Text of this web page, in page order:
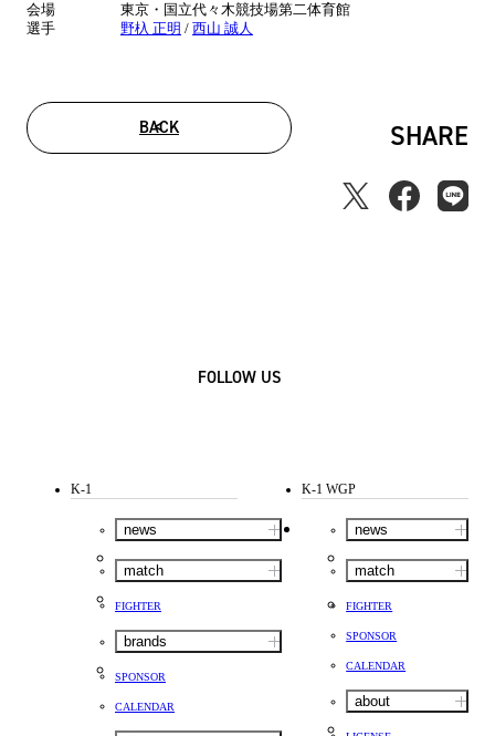
会場
東京・国立代々木競技場第二体育館
選手
野杁 正明 / 西山 誠人
BACK SHARE
FOLLOW US
K-1
news
match
FIGHTER
brands
SPONSOR
CALENDAR
K-1 WGP
news
match
FIGHTER
SPONSOR
CALENDAR
about